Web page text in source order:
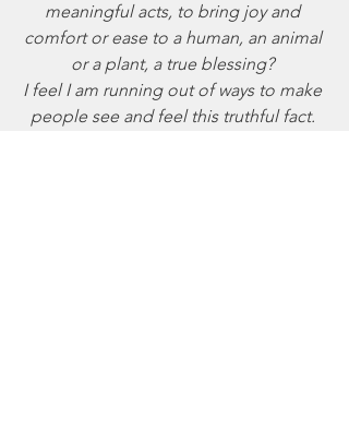
meaningful acts, to bring joy and
comfort or ease to a human, an animal
or a plant, a true blessing?
I feel I am running out of ways to make
people see and feel this truthful fact.